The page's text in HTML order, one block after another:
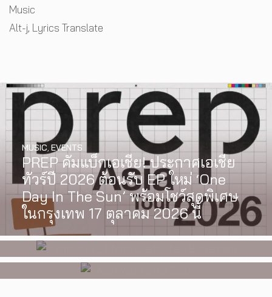
Categories
Music
Tags
Alt-j, Lyrics Translate
PREP คัมแบ็กเอเชีย! ประกาศเอเชีย
ทัวร์ปี 2026 ต้อนรับ EP ใหม่ ‘One
Day In The Sun’ พร้อมโชว์สุดพิเศษ
ในกรุงเทพ 17 ตุลาคม 2026 นี้
MUSIC EVENTS
[Exclusive Interview] grentperez
จากเด็กอายุ 12 ปีที่ร้องเพลงในห้อง
นอน สู่การแสดงคอนเสิร์ตต่อหน้าคน
นับหมื่น
INTERVIEW,MUSIC
I Wish You All the Best เรื่องราวของ
วัยรุ่นนอนไบนารี่ กับครอบครัวที่เขา
เลือกได้เอง ผลงานการกำกับ
ภาพยนตร์เรื่องแรกของ Tommy
Dorfman
WATCH,LGBTQIAN+